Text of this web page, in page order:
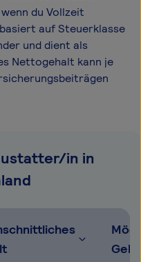
du Vollzeit
auf Steuerklasse
und dient als
Nettogehalt kann je
in in